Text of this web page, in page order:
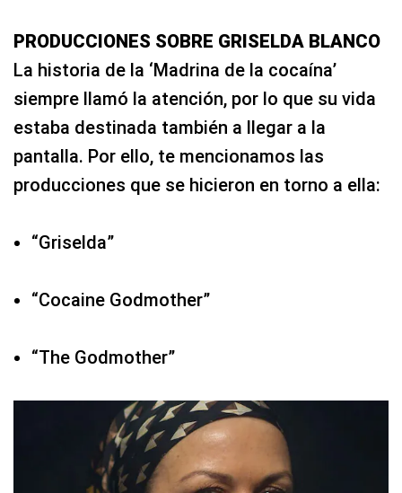
PRODUCCIONES SOBRE GRISELDA BLANCO
La historia de la ‘Madrina de la cocaína’
siempre llamó la atención, por lo que su vida
estaba destinada también a llegar a la
pantalla. Por ello, te mencionamos las
producciones que se hicieron en torno a ella:
“Griselda”
“Cocaine Godmother”
“The Godmother”